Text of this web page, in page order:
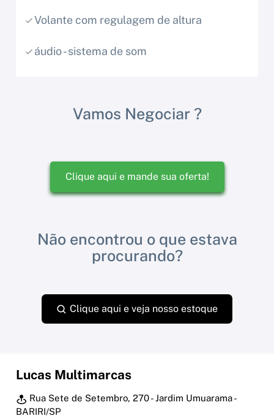
Volante com regulagem de altura
áudio - sistema de som
Vamos Negociar ?
Clique aqui e mande sua oferta!
Não encontrou o que estava
procurando?
Clique aqui e veja nosso estoque
Lucas Multimarcas
Rua Sete de Setembro, 270 - Jardim Umuarama -
BARIRI/SP